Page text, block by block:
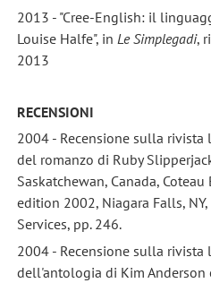
2013 - "Cree-English: il
Louise Halfe", in Le Simplegadi,
2013
RECENSIONI
2004 - Recensione sulla rivista
del romanzo di Ruby
Saskatchewan, Canada,
edition 2002, Niagara Falls,
Services, pp. 246.
2004 - Recensione sulla rivista
dell'antologia di Kim Anderson